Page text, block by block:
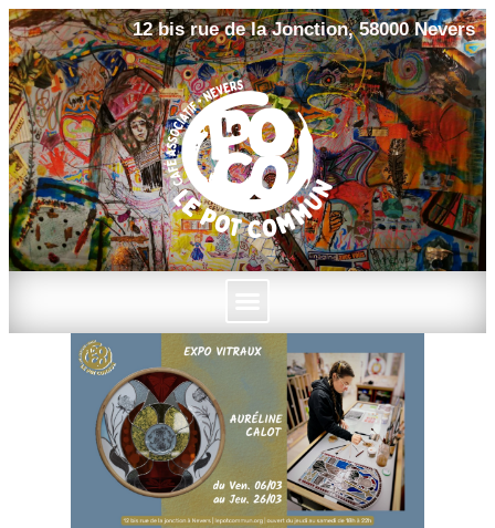
12 bis rue de la Jonction, 58000 Nevers